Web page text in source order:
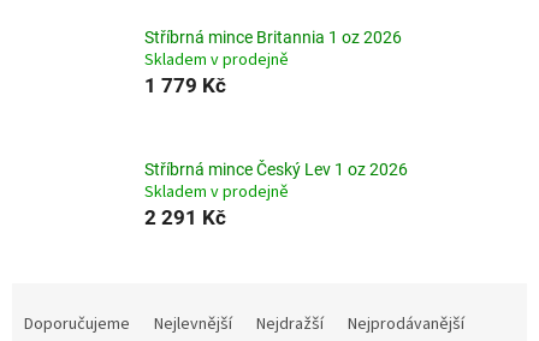
Stříbrná mince Britannia 1 oz 2026
Skladem v prodejně
1 779 Kč
Stříbrná mince Český Lev 1 oz 2026
Skladem v prodejně
2 291 Kč
Doporučujeme Nejlevnější Nejdražší
Nejprodávanější